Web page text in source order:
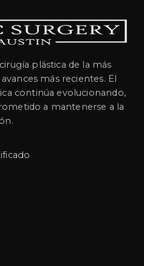
plástica de la más
más recientes. El
continúa evolucionando,
a mantenerse a la